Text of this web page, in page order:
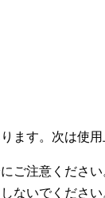
ます。次は使
ご注意ください
ないでください